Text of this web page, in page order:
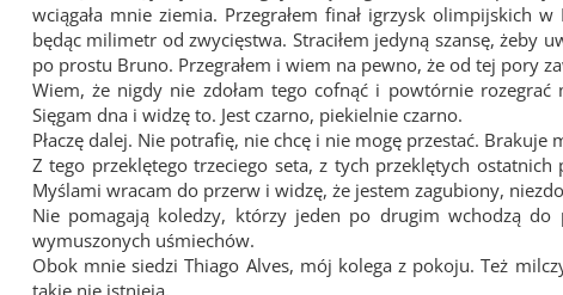
wciągała mnie ziemia. Przegrałem finał igrzysk olimpijskich
będąc milimetr od zwycięstwa. Straciłem jedyną szansę, żeby
po prostu Bruno. Przegrałem i wiem na pewno, że od tej pory
Wiem, że nigdy nie zdołam tego cofnąć i powtórnie
Sięgam dna i widzę to. Jest czarno, piekielnie czarno.
Płaczę dalej. Nie potrafię, nie chcę i nie mogę przestać.
Z tego przeklętego trzeciego seta, z tych przeklętych
Myślami wracam do przerw i widzę, że jestem zagubiony,
Nie pomagają koledzy, którzy jeden po drugim wchodzą
wymuszonych uśmiechów.
Obok mnie siedzi Thiago Alves, mój kolega z pokoju. Też
takie nie istnieją.